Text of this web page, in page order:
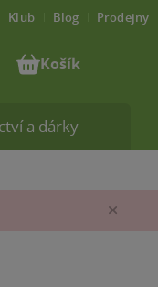
a dárky
Klub Blog Prodejny
Košík